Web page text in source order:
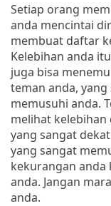
Setiap orang
anda mencintai
membuat daftar
Kelebihan anda
juga bisa
teman anda,
memusuhi anda.
melihat kelebihan
yang sangat
yang sangat
kekurangan
anda. Jangan
anda.